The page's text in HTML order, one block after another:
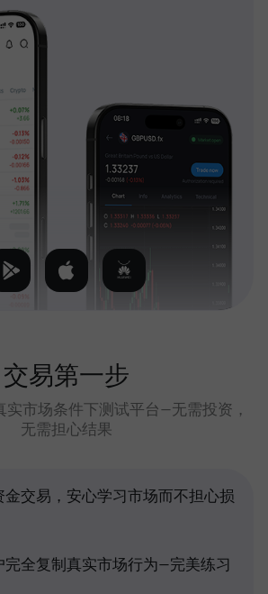
交易第一步
实市场条件下测试平台—无需投资，
无需担心结果
金交易，安心学习市场而不担心损
完全复制真实市场行为—完美练习